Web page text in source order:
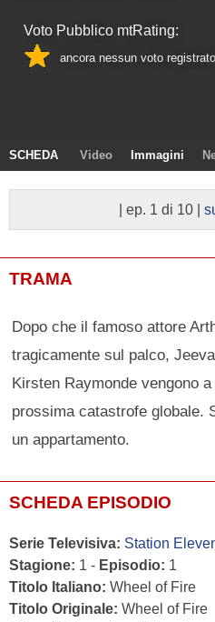
Voto Pubblico mtRating:
ancora nessun voto registrato
SCHEDA Video Immagini
| ep. 1 di 10 |
TRAMA
Dopo che il famoso attore
tragicamente sul palco,
Kirsten Raymonde vengono
prossima catastrofe globale.
un appartamento.
SCHEDA EPISODIO
Serie Televisiva: Station
Stagione: 1 - Episodio: 1
Titolo Italiano: Wheel of Fire
Titolo Originale: Wheel of Fire